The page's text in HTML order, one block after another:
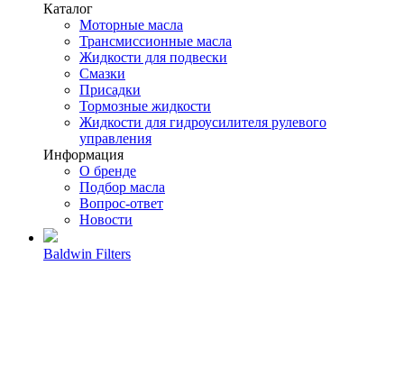
Каталог
Моторные масла
Трансмиссионные масла
Жидкости для подвески
Смазки
Присадки
Тормозные жидкости
Жидкости для гидроусилителя рулевого
управления
Информация
О бренде
Подбор масла
Вопрос-ответ
Новости
Baldwin Filters